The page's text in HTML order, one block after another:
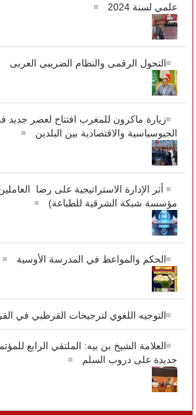
علمي لسنة 2024
التحول الرقمى والنظام الضريبى العربى
زيارة ماكرون للمغرب افتتاح لعصر جديد
الجيوسياسية والاقتصادية بين البلدين
أثر الإدارة الاستراتيجية على رضا
مؤسسة شبكة الشرقية للطباعة)
الحكم والمواعظ في المدرسة الأوسية
التوجيه اللغوي لترجيحات القرطبي في
العلامة الشيخ بن بيه: الملتقي الرابع
جديدة على دروب السلم